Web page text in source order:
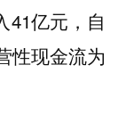
41亿元，自
性现金流为